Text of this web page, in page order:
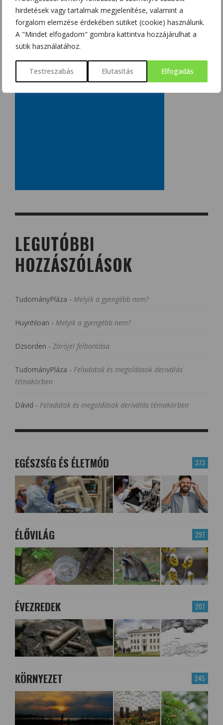
hirdetések vagy tartalmak megjelenítése, valamint a
forgalom elemzése érdekében sütiket (cookie) használunk.
A "Mindet elfogadom" gombra kattintva hozzájárulhat a
sütik használatához.
Testreszabás Elutasítás Elfogadás
LEGUTÓBBI
HOZZÁSZÓLÁSOK
TudományPláza - Melyik a gyengébb nem?
Huynhloan - Melyik a gyengébb nem?
Dzsorden - Zárójel felbontása
TudományPláza - Feladatok és megoldások deriválás
témakörben
Dávid - Feladatok és megoldások deriválás témakörben
373
EGÉSZSÉG ÉS ÉLETMÓD
297
ÉLŐVILÁG
207
ÉVEZREDEK
245
KÖRNYEZET